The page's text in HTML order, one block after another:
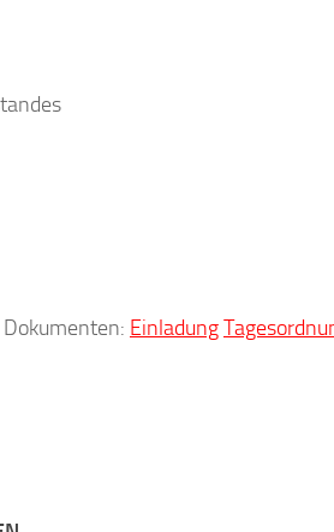
Einladung